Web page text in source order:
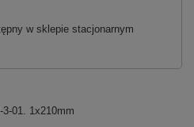
w sklepie stacjonarnym
01. 1x210mm